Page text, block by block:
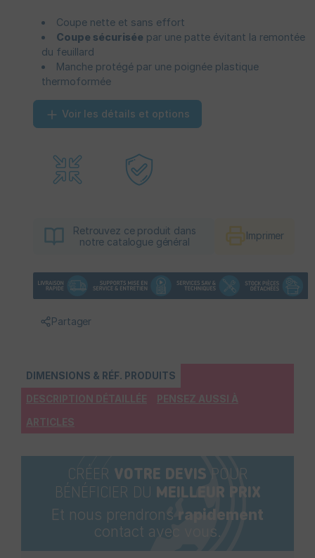
Coupe nette et sans effort
Coupe sécurisée par une patte évitant la remontée
du feuillard
Manche protégé par une poignée plastique
thermoformée
Voir les détails et options
Retrouvez ce produit dans
notre catalogue général
Imprimer
Partager
DIMENSIONS & RÉF. PRODUITS
DESCRIPTION DÉTAILLÉE PENSEZ AUSSI À
ARTICLES
CRÉER VOTRE DEVIS POUR
BÉNÉFICIER DU MEILLEUR PRIX
Et nous prendrons rapidement
contact avec vous.